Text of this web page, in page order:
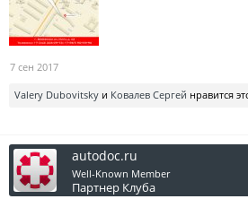
7 сен 2017
Valery Dubovitsky и Ковалев Сергей нравится
autodoc.ru
Well-Known Member
Партнер Клуба